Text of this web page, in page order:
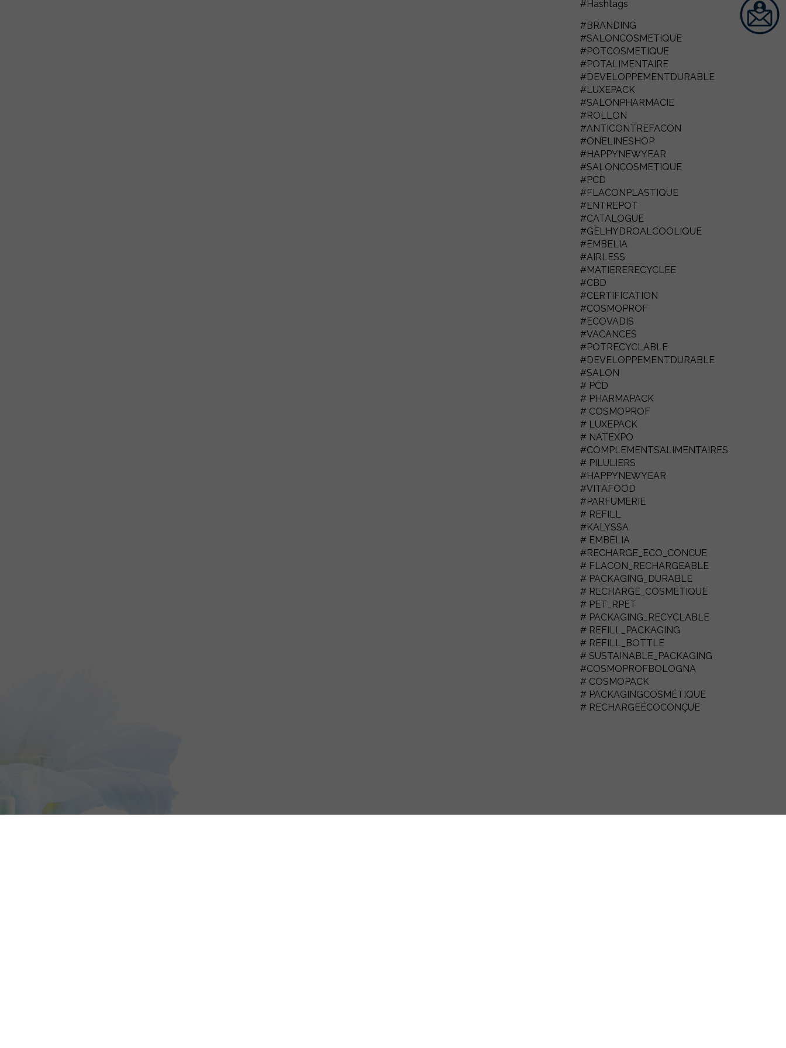
#Hashtags
#BRANDING
#SALONCOSMETIQUE
#POTCOSMETIQUE
#POTALIMENTAIRE
#DEVELOPPEMENTDURABLE
#LUXEPACK
#SALONPHARMACIE
#ROLLON
#ANTICONTREFACON
#ONELINESHOP
#HAPPYNEWYEAR
#SALONCOSMETIQUE
#PCD
#FLACONPLASTIQUE
#ENTREPOT
#CATALOGUE
#GELHYDROALCOOLIQUE
#EMBELIA
#AIRLESS
#MATIERERECYCLEE
#CBD
#CERTIFICATION
#COSMOPROF
#ECOVADIS
#VACANCES
#POTRECYCLABLE
#DEVELOPPEMENTDURABLE
#SALON
# PCD
# PHARMAPACK
# COSMOPROF
# LUXEPACK
# NATEXPO
#COMPLEMENTSALIMENTAIRES
# PILULIERS
#HAPPYNEWYEAR
#VITAFOOD
#PARFUMERIE
# REFILL
#KALYSSA
# EMBELIA
#RECHARGE_ECO_CONCUE
# FLACON_RECHARGEABLE
# PACKAGING_DURABLE
# RECHARGE_COSMETIQUE
# PET_RPET
# PACKAGING_RECYCLABLE
# REFILL_PACKAGING
# REFILL_BOTTLE
# SUSTAINABLE_PACKAGING
#COSMOPROFBOLOGNA
# COSMOPACK
# PACKAGINGCOSMÉTIQUE
# RECHARGEÉCOCONÇUE